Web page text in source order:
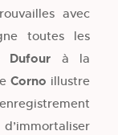
avec
toutes les
Dufour à la
Corno illustre